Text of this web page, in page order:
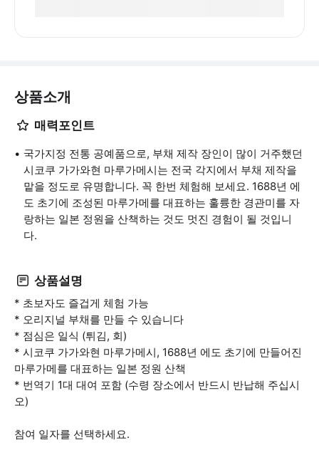
상품소개
매력포인트
국가지정 전통 공예품으로, 부채 제작 장인이 많이 거주했던
시코쿠 가가와현 마루가메시는 전국 각지에서 부채 제작을
맡을 정도로 유명합니다. 꼭 한번 체험해 보세요. 1688년 에
도 초기에 조성된 마루가메를 대표하는 훌륭한 경관미를 자
랑하는 일본 정원을 산책하는 것도 멋진 경험이 될 것입니
다.
상품설명
* 초보자도 즐겁게 체험 가능
* 오리지널 부채를 만들 수 있습니다
* 점심은 일식 (튀김, 회)
* 시코쿠 가가와현 마루가메시, 1688년 에도 초기에 만들어진
마루가메를 대표하는 일본 정원 산책
* 번역기 1대 대여 포함 (수령 장소에서 반드시 반납해 주십시
오)
참여 일자를 선택하세요.